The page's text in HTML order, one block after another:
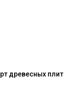
древесных плит